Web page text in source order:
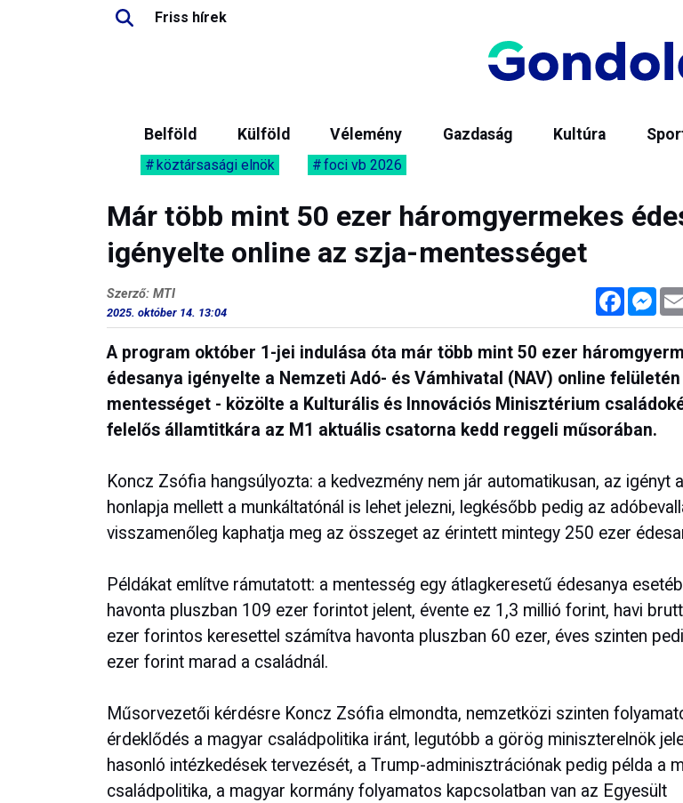
Friss hírek
Belföld Külföld Vélemény Gazdaság Kultúra
köztársasági elnök foci vb 2026
Már több mint 50 ezer háromgyermekes
igényelte online az szja-mentességet
Facebook
Szerző: MTI
2025. október 14. 13:04
A program október 1-jei indulása óta már több mint 50 ezer
édesanya igényelte a Nemzeti Adó- és Vámhivatal (NAV) online
mentességet - közölte a Kulturális és Innovációs Minisztérium
felelős államtitkára az M1 aktuális csatorna kedd reggeli műsorában.
Koncz Zsófia hangsúlyozta: a kedvezmény nem jár automatikusan, az igényt
honlapja mellett a munkáltatónál is lehet jelezni, legkésőbb pedig az
visszamenőleg kaphatja meg az összeget az érintett mintegy 250 ezer
Példákat említve rámutatott: a mentesség egy átlagkeresetű édesanya
havonta pluszban 109 ezer forintot jelent, évente ez 1,3 millió forint, havi
ezer forintos keresettel számítva havonta pluszban 60 ezer, éves szinten
ezer forint marad a családnál.
Műsorvezetői kérdésre Koncz Zsófia elmondta, nemzetközi szinten
érdeklődés a magyar családpolitika iránt, legutóbb a görög miniszterelnök
hasonló intézkedések tervezését, a Trump-adminisztrációnak pedig példa a
családpolitika, a magyar kormány folyamatos kapcsolatban van az Egyesült